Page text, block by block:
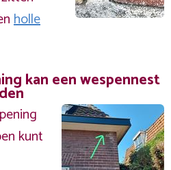
holle
kan een wespennest
kunt